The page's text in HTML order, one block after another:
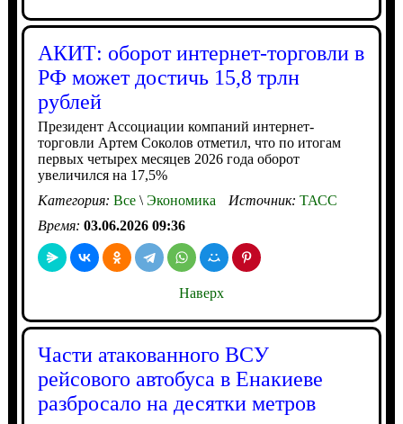
АКИТ: оборот интернет-торговли в
РФ может достичь 15,8 трлн
рублей
Президент Ассоциации компаний интернет-
торговли Артем Соколов отметил, что по итогам
первых четырех месяцев 2026 года оборот
увеличился на 17,5%
Категория: Все\Экономика Источник: ТАСС
Время: 03.06.2026 09:36
Наверх
Части атакованного ВСУ
рейсового автобуса в Енакиеве
разбросало на десятки метров